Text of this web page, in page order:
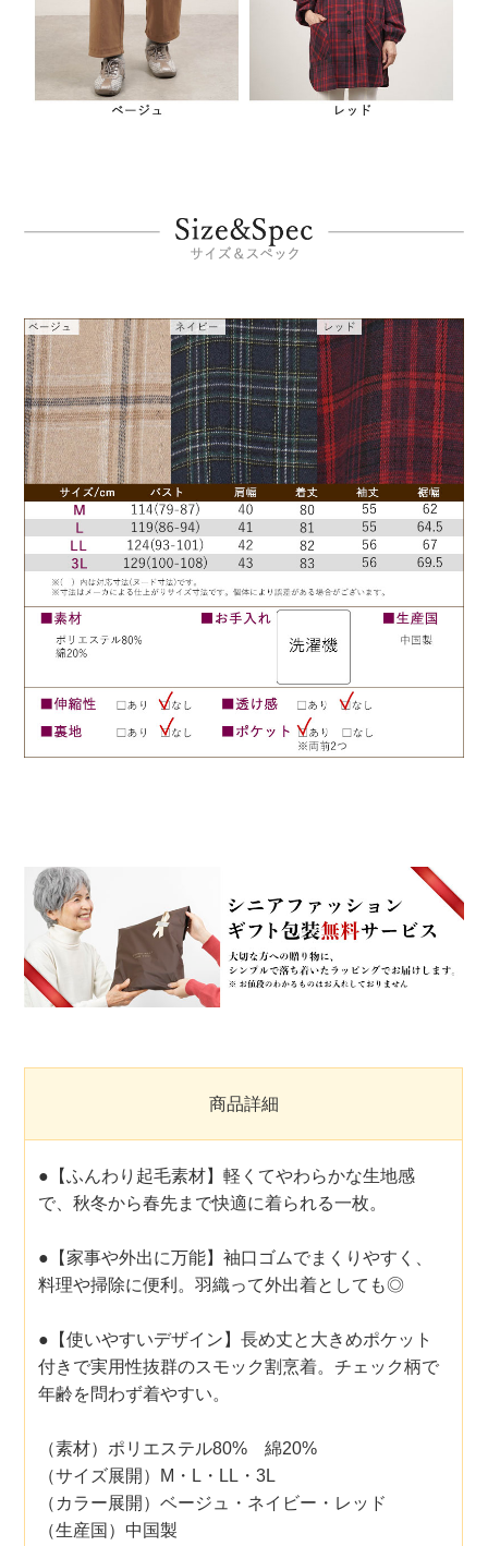
商品詳細
●【ふんわり起毛素材】軽くてやわらかな生地感
で、秋冬から春先まで快適に着られる一枚。
●【家事や外出に万能】袖口ゴムでまくりやすく、
料理や掃除に便利。羽織って外出着としても◎
●【使いやすいデザイン】長め丈と大きめポケット
付きで実用性抜群のスモック割烹着。チェック柄で
年齢を問わず着やすい。
（素材）ポリエステル80% 綿20%
（サイズ展開）M・L・LL・3L
（カラー展開）ベージュ・ネイビー・レッド
（生産国）中国製